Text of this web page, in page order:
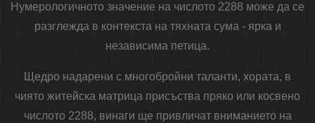
Нумерологичното значение на числото 2288 може да се
разглежда в контекста на тяхната сума - ярка и
независима петица.
Щедро надарени с многобройни таланти, хората, в
чиято житейска матрица присъства пряко или косвено
числото 2288, винаги ще привличат вниманието на